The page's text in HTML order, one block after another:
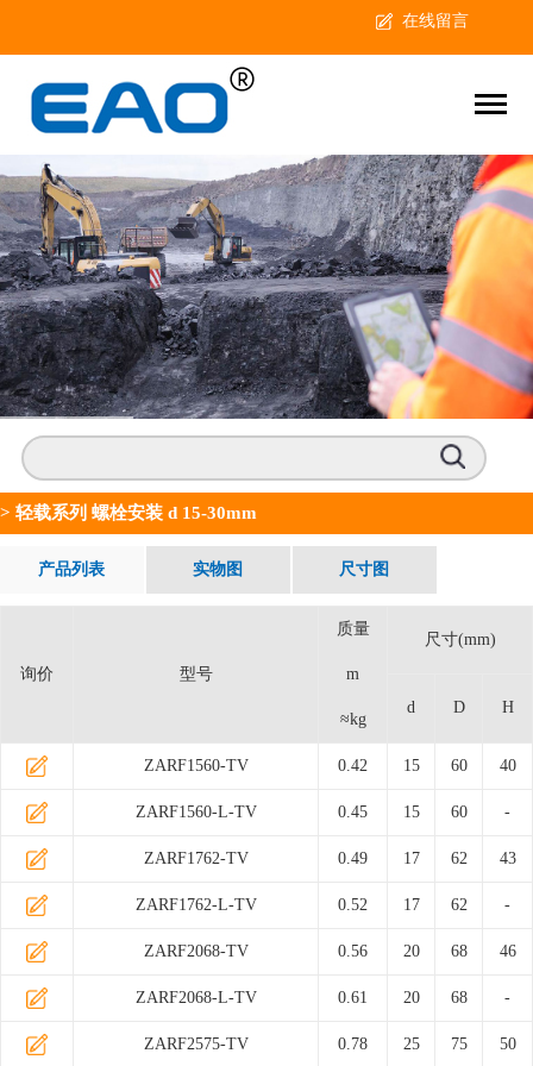
在线留言
> 轻载系列 螺栓安装 d 15-30mm
产品列表 实物图 尺寸图
询价 型号
质量
m
≈kg
尺寸(mm)
d D H
ZARF1560-TV 0.42 15 60 40
ZARF1560-L-TV 0.45 15 60 -
ZARF1762-TV 0.49 17 62 43
ZARF1762-L-TV 0.52 17 62 -
ZARF2068-TV 0.56 20 68 46
ZARF2068-L-TV 0.61 20 68 -
ZARF2575-TV 0.78 25 75 50